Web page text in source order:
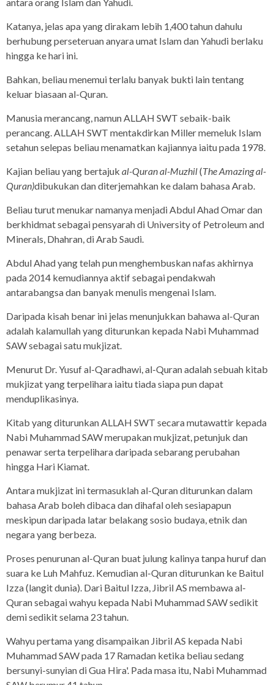
Katanya, jelas apa yang dirakam lebih 1,400 tahun dahulu
berhubung perseteruan anyara umat Islam dan Yahudi berlaku
hingga ke hari ini.
Bahkan, beliau menemui terlalu banyak bukti lain tentang
keluar biasaan al-Quran.
Manusia merancang, namun ALLAH SWT sebaik-baik
perancang. ALLAH SWT mentakdirkan Miller memeluk Islam
setahun selepas beliau menamatkan kajiannya iaitu pada 1978.
Kajian beliau yang bertajuk al-Quran al-Muzhil(The Amazing al-
Quran)dibukukan dan diterjemahkan ke dalam bahasa Arab.
Beliau turut menukar namanya menjadi Abdul Ahad Omar dan
berkhidmat sebagai pensyarah di University of Petroleum and
Minerals, Dhahran, di Arab Saudi.
Abdul Ahad yang telah pun menghembuskan nafas akhirnya
pada 2014 kemudiannya aktif sebagai pendakwah
antarabangsa dan banyak menulis mengenai Islam.
Daripada kisah benar ini jelas menunjukkan bahawa al-Quran
adalah kalamullah yang diturunkan kepada Nabi Muhammad
SAW sebagai satu mukjizat.
Menurut Dr. Yusuf al-Qaradhawi, al-Quran adalah sebuah kitab
mukjizat yang terpelihara iaitu tiada siapa pun dapat
menduplikasinya.
Kitab yang diturunkan ALLAH SWT secara mutawattir kepada
Nabi Muhammad SAW merupakan mukjizat, petunjuk dan
penawar serta terpelihara daripada sebarang perubahan
hingga Hari Kiamat.
Antara mukjizat ini termasuklah al-Quran diturunkan dalam
bahasa Arab boleh dibaca dan dihafal oleh sesiapapun
meskipun daripada latar belakang sosio budaya, etnik dan
negara yang berbeza.
Proses penurunan al-Quran buat julung kalinya tanpa huruf dan
suara ke Luh Mahfuz. Kemudian al-Quran diturunkan ke Baitul
Izza (langit dunia). Dari Baitul Izza, Jibril AS membawa al-
Quran sebagai wahyu kepada Nabi Muhammad SAW sedikit
demi sedikit selama 23 tahun.
Wahyu pertama yang disampaikan Jibril AS kepada Nabi
Muhammad SAW pada 17 Ramadan ketika beliau sedang
bersunyi-sunyian di Gua Hira'. Pada masa itu, Nabi Muhammad